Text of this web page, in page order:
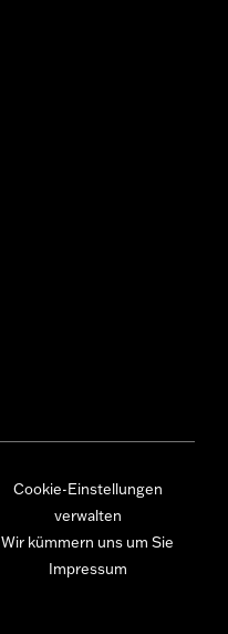
Cookie-Einstellungen
verwalten
Wir kümmern uns um Sie
Impressum